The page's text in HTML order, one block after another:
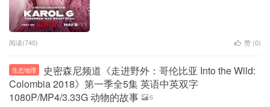
阅读(740) 赞 (0)
生态地理
史密森尼频道《走进野外：哥伦比亚 Into the Wild:
Colombia 2018》第一季全5集 英语中英双字
1080P/MP4/3.33G 动物的故事
6